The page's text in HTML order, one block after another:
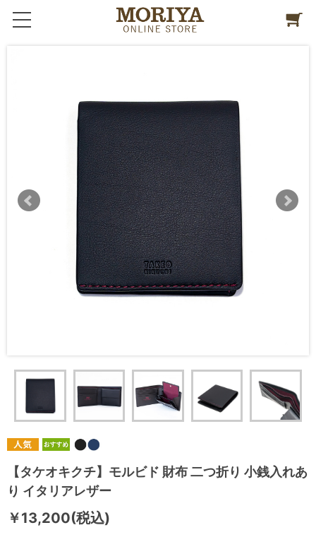
【タケオキクチ】モルビド 財布 二つ折り 小銭入れあ
り イタリアレザー
￥13,200(税込)